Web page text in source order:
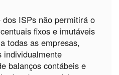
ISPs não permitirá o
fixos e imutáveis
todas as empresas,
individualmente
balanços contábeis e